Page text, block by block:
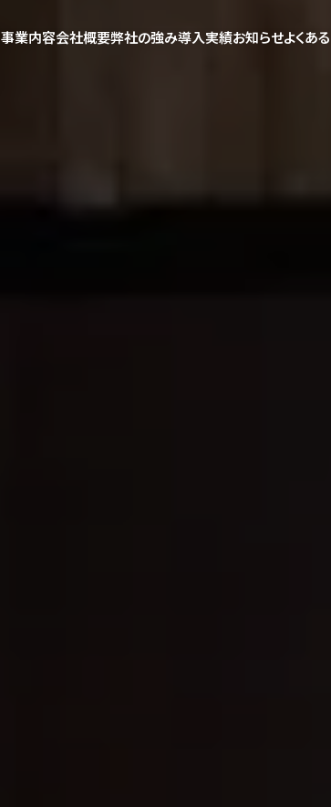
事業内容会社概要弊社の強み導入実績お知らせよくあ